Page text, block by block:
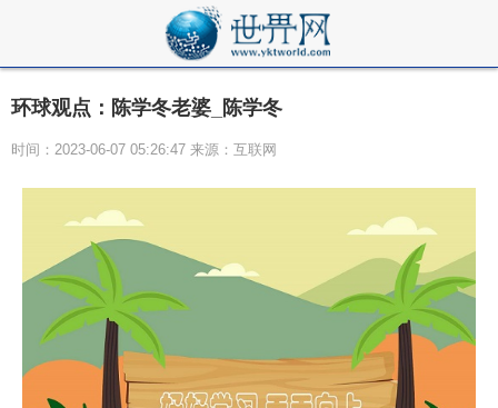
环球观点：陈学冬老婆_陈学冬
时间：2023-06-07 05:26:47 来源：互联网